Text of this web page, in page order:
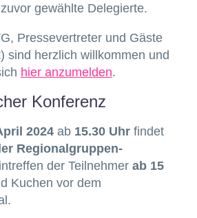
gewählte Delegierte.
Pressevertreter und Gäste
sind herzlich willkommen und
hier anzumelden.
Konferenz
2024 ab 15.30 Uhr findet
Regionalgruppen-
der Teilnehmer ab 15
Kuchen vor dem